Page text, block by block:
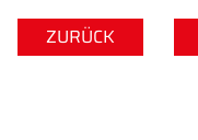
ZURÜCK